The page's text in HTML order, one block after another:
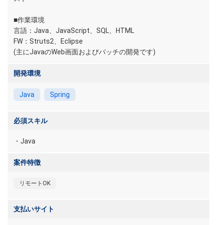
■作業環境
言語：Java、JavaScript、SQL、HTML
FW：Struts2、Eclipse
(主にJavaのWeb画面およびバッチの開発です)
開発環境
Java Spring
必須スキル
・Java
案件特徴
リモートOK
支払いサイト